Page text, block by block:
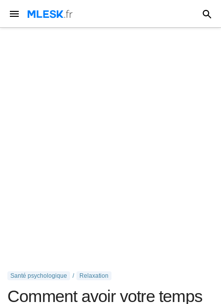
Santé psychologique Relaxation
Comment avoir votre temps